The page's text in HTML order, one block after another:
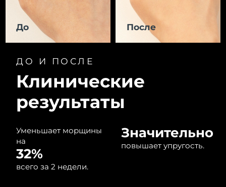
До После
ДО И ПОСЛЕ
Клинические
результаты
Уменьшает морщины
на
32%
всего за 2 недели.
Значительно
повышает упругость.
Израиль
Ожидаемая дата доставки
Италия
Япония
Ожидаемая дата доставки
Казахстан
Ожидаемая дата доставки